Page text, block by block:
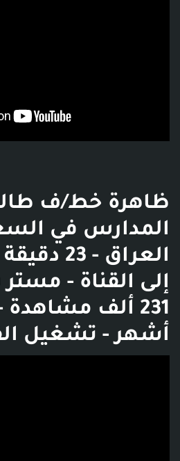
ظاهرة خط/ف
المدارس في
العراق -
إلى القناة -
أشهر - تشغيل